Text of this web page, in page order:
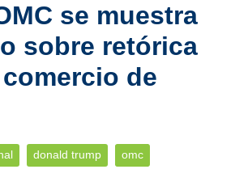
se muestra
sobre retórica
de
donald trump omc